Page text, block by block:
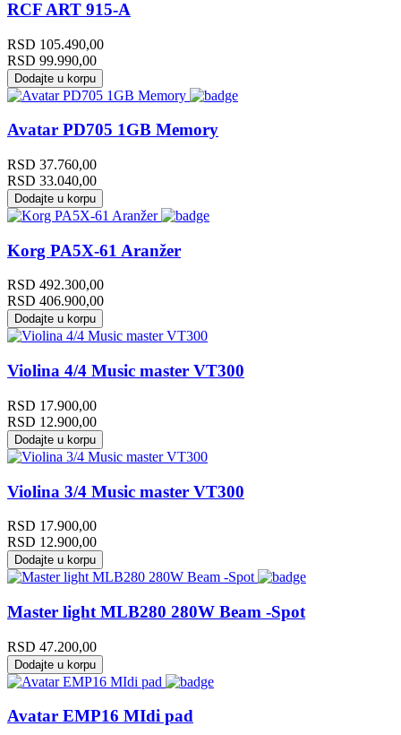
RCF ART 915-A
RSD 105.490,00
RSD 99.990,00
Dodajte u korpu
Avatar PD705 1GB Memory
RSD 37.760,00
RSD 33.040,00
Dodajte u korpu
Korg PA5X-61 Aranžer
RSD 492.300,00
RSD 406.900,00
Dodajte u korpu
Violina 4/4 Music master VT300
RSD 17.900,00
RSD 12.900,00
Dodajte u korpu
Violina 3/4 Music master VT300
RSD 17.900,00
RSD 12.900,00
Dodajte u korpu
Master light MLB280 280W Beam -Spot
RSD 47.200,00
Dodajte u korpu
Avatar EMP16 MIdi pad